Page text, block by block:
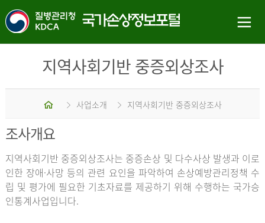
지역사회기반 중증외상조사
홈 사업소개 지역사회기반 중증외상조사
조사개요
지역사회기반 중증외상조사는 중증손상 및 다수사상 발생과 이로
인한 장애·사망 등의 관련 요인을 파악하여 손상예방관리정책 수
립 및 평가에 필요한 기초자료를 제공하기 위해 수행하는 국가승
인통계사업입니다.